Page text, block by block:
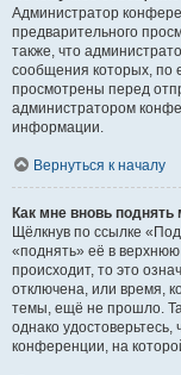
Администратор
предварительного
также, что
сообщения которых, по
просмотрены перед
администратором
информации.
Вернуться к началу
Как мне вновь
Щёлкнув по ссылке
«поднять» её в
происходит, то это
отключена, или время,
темы, ещё не прошло.
однако
конференции, на